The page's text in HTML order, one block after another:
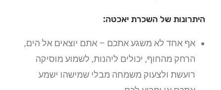
היתרונות של השכרת יאכטה:
אף אחד לא משגע אתכם – אתם יוצאים אל הים,
הרחק מהחוף, יכולים ליהנות, לשמוע מוסיקה
רועשת ולצעוק משמחה מבלי שמישהו ישמע